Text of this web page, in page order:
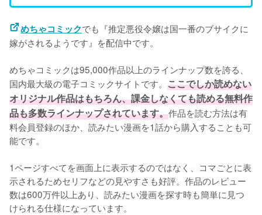
めちゃコミックでも『推定悪役令嬢は国一番のブサイクに
嫁がされるようです』を配信中です。
めちゃコミックは95,000作品以上のラインナップ数を誇る、
国内最大級の電子コミックサイトです。 ここでしか読めない
オリジナル作品はもちろん、課金しなくても読める無料作
品も多数ラインナップされています。作品を読む方法は有
料会員登録のほか、読みたい漫画を1話から購入することも可
能です。
1ページすべてを画面上に表示するのではなく、コマごとに表
示されるためセリフなどの見やすさも好評。作品のレビュー
数は600万件以上あり、読みたい漫画を探す時も簡単に見つ
けられる仕様になっています。